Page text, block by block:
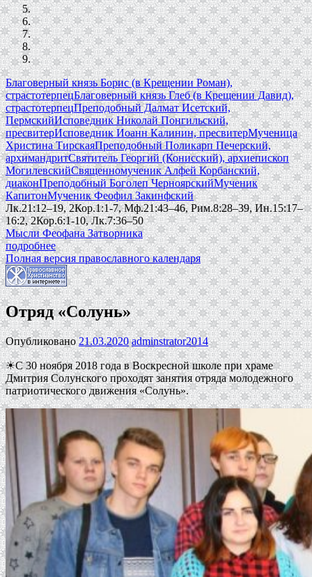
Благоверный князь Борис (в Крещении Роман),
страстотерпецБлаговерный князь Глеб (в Крещении Давид),
страстотерпецПреподобный Далмат Исетский,
ПермскийИсповедник Николай Понгильский,
пресвитерИсповедник Иоанн Калинин, пресвитерМученица
Христина ТирскаяПреподобный Поликарп Печерский,
архимандритСвятитель Георгий (Конисский), архиепископ
МогилевскийСвященномученик Алфей Корбанский,
диаконПреподобный Боголеп ЧерноярскийМученик
КапитонМученик Феофил Закинфский
Лк.21:12–19, 2Кор.1:1-7, Мф.21:43–46, Рим.8:28–39, Ин.15:17–
16:2, 2Кор.6:1-10, Лк.7:36–50
Мысли Феофана Затворника
подробнее
Полная версия православного календаря
Отряд «Солунь»
Опубликовано21.03.2020 adminstrator2014
☀С 30 ноября 2018 года в Воскресной школе при храме
Дмитрия Солунского проходят занятия отряда молодежного
патриотического движения «Солунь».